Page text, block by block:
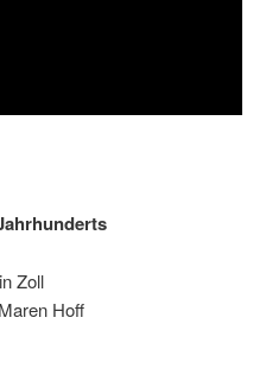
Zoll
Hoff